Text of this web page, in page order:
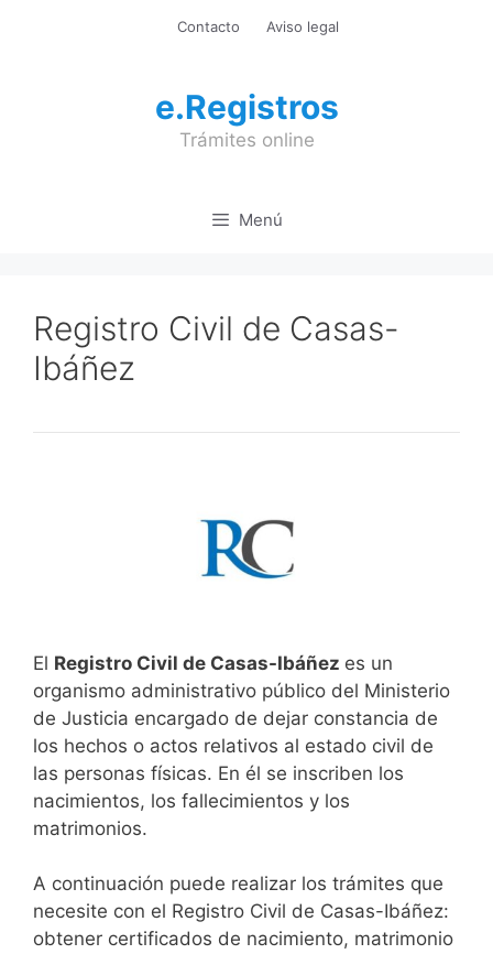
Contacto Aviso legal
e.Registros
Trámites online
Menú
Registro Civil de Casas-
Ibáñez
El Registro Civil de Casas-Ibáñez es un
organismo administrativo público del Ministerio
de Justicia encargado de dejar constancia de
los hechos o actos relativos al estado civil de
las personas físicas. En él se inscriben los
nacimientos, los fallecimientos y los
matrimonios.
A continuación puede realizar los trámites que
necesite con el Registro Civil de Casas-Ibáñez:
obtener certificados de nacimiento, matrimonio